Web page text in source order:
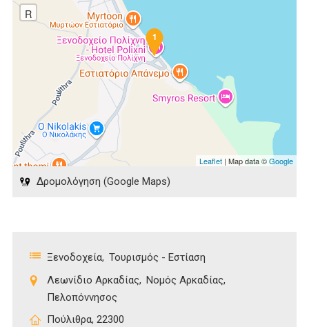
1
R
Leaflet | Map data ©Google
Δρομολόγηση (Google Maps)
Ξενοδοχεία Τουρισμός - Εστίαση
Λεωνίδιο Αρκαδίας
Νομός Αρκαδίας
Πελοπόννησος
Πούλιθρα, 22300